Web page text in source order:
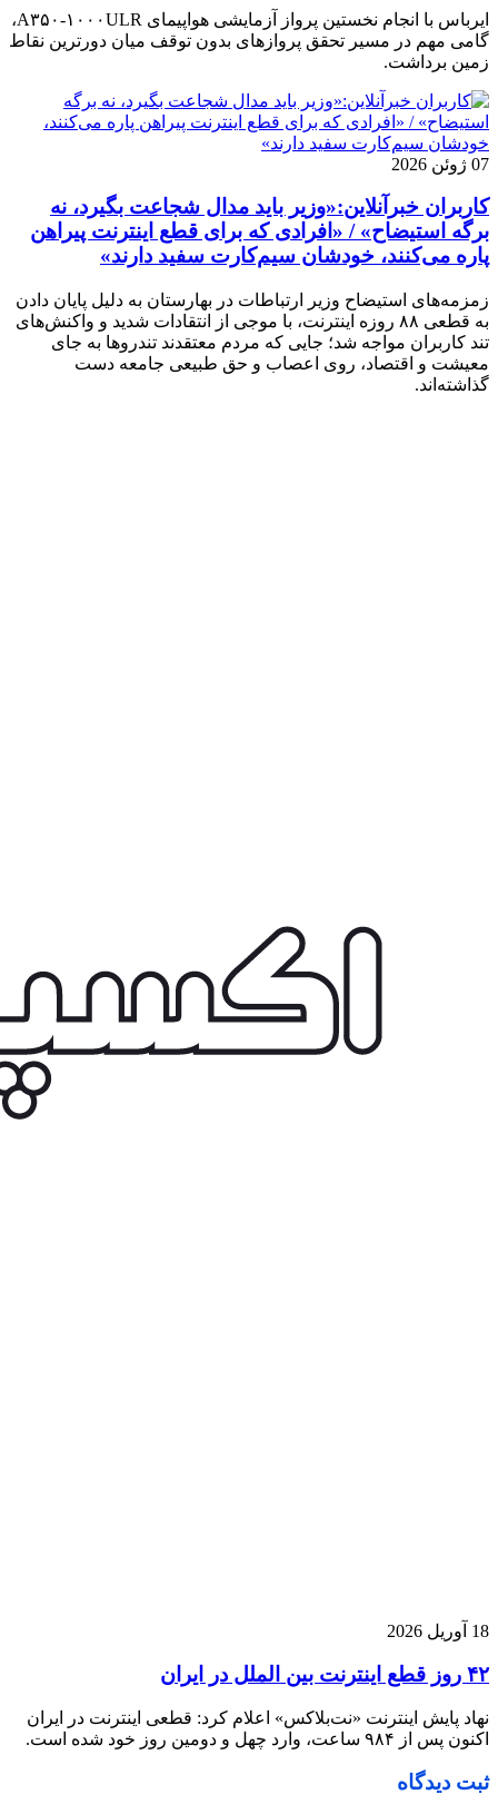
ایرباس با انجام نخستین پرواز آزمایشی هواپیمای A۳۵۰-۱۰۰۰ULR،
گامی مهم در مسیر تحقق پروازهای بدون توقف میان دورترین نقاط
زمین برداشت.
07 ژوئن 2026
کاربران خبرآنلاین:«وزیر باید مدال شجاعت بگیرد، نه
برگه استیضاح» / «افرادی که برای قطع اینترنت پیراهن
پاره می‌کنند، خودشان سیم‌کارت سفید دارند»
زمزمه‌های استیضاح وزیر ارتباطات در بهارستان به دلیل پایان دادن
به قطعی ۸۸ روزه اینترنت، با موجی از انتقادات شدید و واکنش‌های
تند کاربران مواجه شد؛ جایی که مردم معتقدند تندروها به جای
معیشت و اقتصاد، روی اعصاب و حق طبیعی جامعه دست
گذاشته‌اند.
18 آوریل 2026
۴۲ روز قطع اینترنت بین الملل در ایران
نهاد پایش اینترنت «نت‌بلاکس» اعلام کرد: قطعی اینترنت در ایران
اکنون پس از ۹۸۴ ساعت، وارد چهل و دومین روز خود شده است.
ثبت دیدگاه